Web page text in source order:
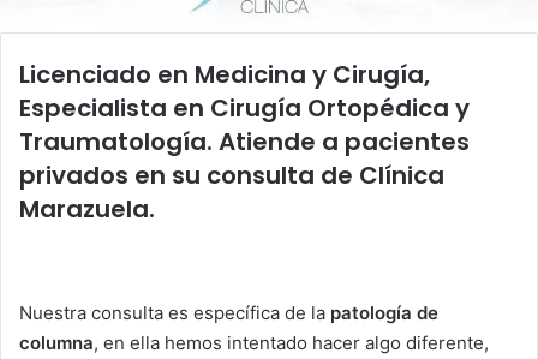
Licenciado en Medicina y Cirugía,
Especialista en Cirugía Ortopédica y
Traumatología. Atiende a pacientes
privados en su consulta de Clínica
Marazuela.
Nuestra consulta es específica de la patología de
columna, en ella hemos intentado hacer algo diferente,